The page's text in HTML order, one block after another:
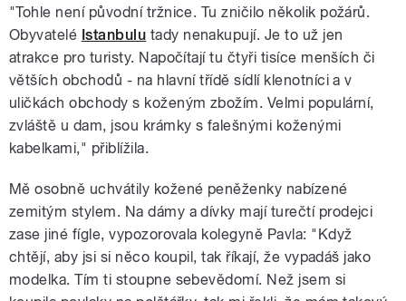
"Tohle není původní tržnice. Tu zničilo několik požárů.
Obyvatelé Istanbulu tady nenakupují. Je to už jen
atrakce pro turisty. Napočítají tu čtyři tisíce menších či
větších obchodů - na hlavní třídě sídlí klenotníci a v
uličkách obchody s koženým zbožím. Velmi populární,
zvláště u dam, jsou krámky s falešnými koženými
kabelkami," přiblížila.
Mě osobně uchvátily kožené peněženky nabízené
zemitým stylem. Na dámy a dívky mají turečtí prodejci
zase jiné fígle, vypozorovala kolegyně Pavla: "Když
chtějí, aby jsi si něco koupil, tak říkají, že vypadáš jako
modelka. Tím ti stoupne sebevědomí. Než jsem si